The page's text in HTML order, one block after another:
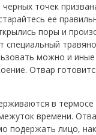
точек
ее
поры и
можно и иные
Отвар
в
времени.
подержать лицо,